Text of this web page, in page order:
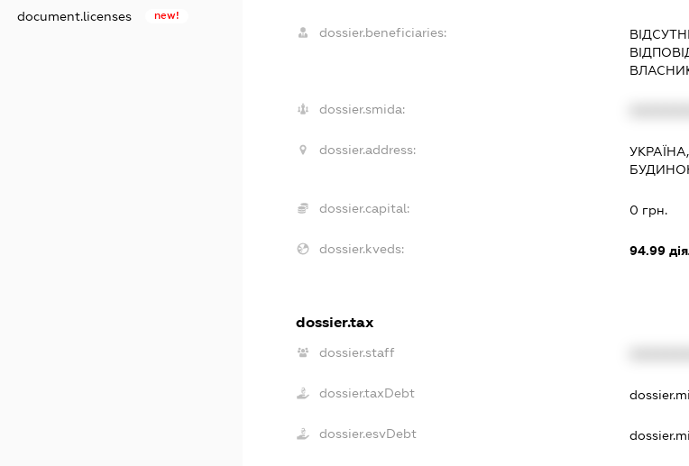
document.licenses new!
dossier.beneficiaries:
dossier.smida:
dossier.address:
dossier.capital: 0 грн.
dossier.kveds: 94.99
dossier.tax
dossier.staff
dossier.taxDebt
dossier.esvDebt